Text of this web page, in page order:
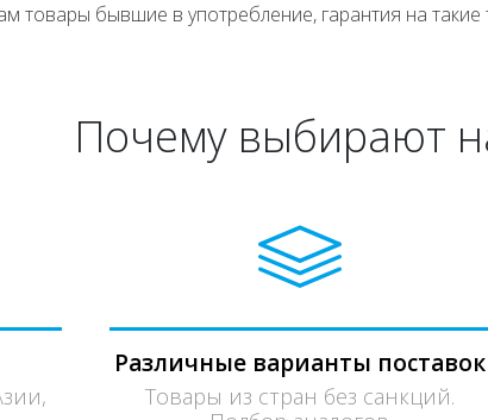
товары бывшие в употребление, гарантия на
Почему выбирают
Различные варианты поставок
Товары из стран без санкций.